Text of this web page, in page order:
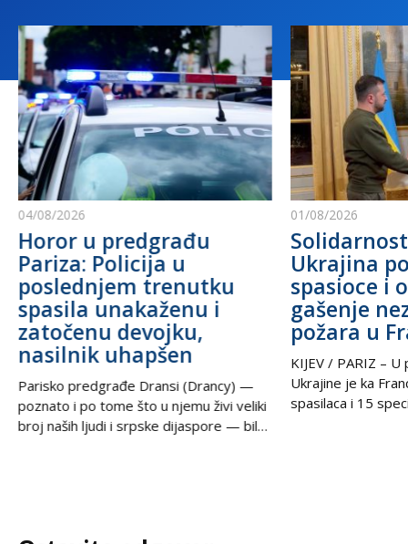
04/08/2026
Horor u predgrađu
Pariza: Policija u
poslednjem trenutku
spasila unakaženu i
zatočenu devojku,
nasilnik uhapšen
Parisko predgrađe Dransi (Drancy) —
poznato i po tome što u njemu živi veliki
broj naših ljudi i srpske dijaspore — bilo
01/08/2026
Ukrajina
spasioce i
gašenje
požara u
KIJEV / PARIZ –
Ukrajine je ka
spasilaca i 15